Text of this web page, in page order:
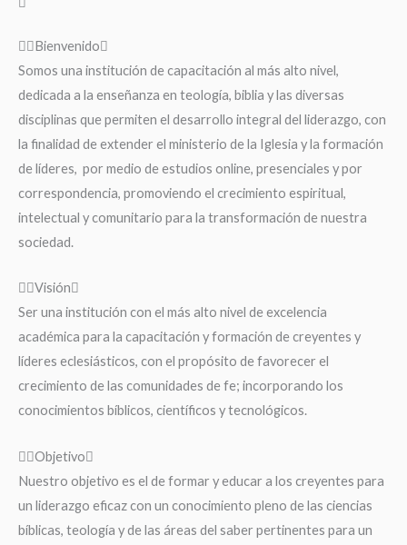
Bienvenido
Somos una institución de capacitación al más alto nivel,
dedicada a la enseñanza en teología, biblia y las diversas
disciplinas que permiten el desarrollo integral del liderazgo, con
la finalidad de extender el ministerio de la Iglesia y la formación
de líderes, por medio de estudios online, presenciales y por
correspondencia, promoviendo el crecimiento espiritual,
intelectual y comunitario para la transformación de nuestra
sociedad.
Visión
Ser una institución con el más alto nivel de excelencia
académica para la capacitación y formación de creyentes y
líderes eclesiásticos, con el propósito de favorecer el
crecimiento de las comunidades de fe; incorporando los
conocimientos bíblicos, científicos y tecnológicos.
Objetivo
Nuestro objetivo es el de formar y educar a los creyentes para
un liderazgo eficaz con un conocimiento pleno de las ciencias
bíblicas, teología y de las áreas del saber pertinentes para un